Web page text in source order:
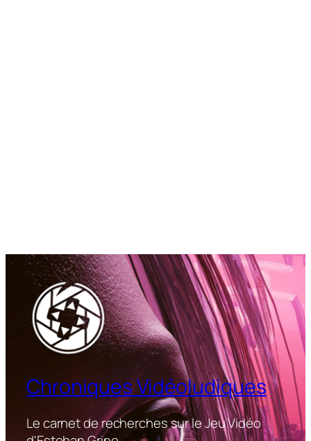
Chroniques Vidéoludiques
Le carnet de recherches sur le Jeu Vidéo